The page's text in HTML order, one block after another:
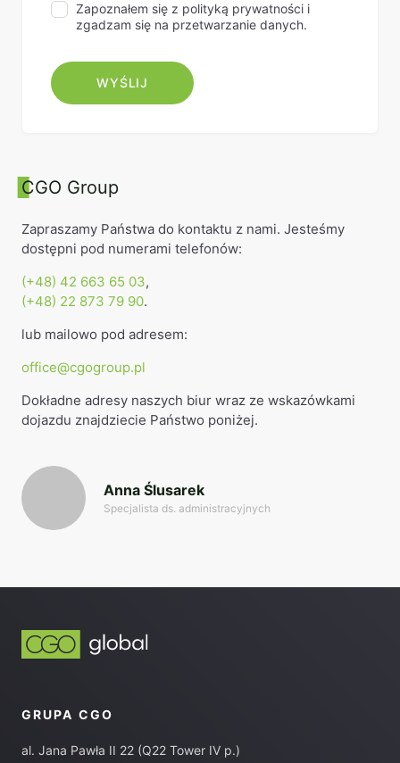
Zapoznałem się z polityką prywatności i
zgadzam się na przetwarzanie danych.
CGO Group
Zapraszamy Państwa do kontaktu z nami. Jesteśmy
dostępni pod numerami telefonów:
(+48) 42 663 65 03,
(+48) 22 873 79 90.
lub mailowo pod adresem:
office@cgogroup.pl
Dokładne adresy naszych biur wraz ze wskazówkami
dojazdu znajdziecie Państwo poniżej.
Anna Ślusarek
Specjalista ds. administracyjnych
GRUPA CGO
al. Jana Pawła II 22 (Q22 Tower IV p.)